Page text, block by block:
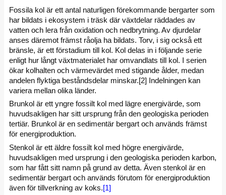
Fossila kol är ett antal naturligen förekommande bergarter som
har bildats i ekosystem i träsk där växtdelar räddades av
vatten och lera från oxidation och nedbrytning. Av djurdelar
anses däremot främst råolja ha bildats. Torv, i sig också ett
bränsle, är ett förstadium till kol. Kol delas in i följande serie
enligt hur långt växtmaterialet har omvandlats till kol. I serien
ökar kolhalten och värmevärdet med stigande ålder, medan
andelen flyktiga beståndsdelar minskar.[2] Indelningen kan
variera mellan olika länder.
Brunkol är ett yngre fossilt kol med lägre energivärde, som
huvudsakligen har sitt ursprung från den geologiska perioden
tertiär. Brunkol är en sedimentär bergart och används främst
för energiproduktion.
Stenkol är ett äldre fossilt kol med högre energivärde,
huvudsakligen med ursprung i den geologiska perioden karbon,
som har fått sitt namn på grund av detta. Även stenkol är en
sedimentär bergart och används förutom för energiproduktion
även för tillverkning av koks.[1]